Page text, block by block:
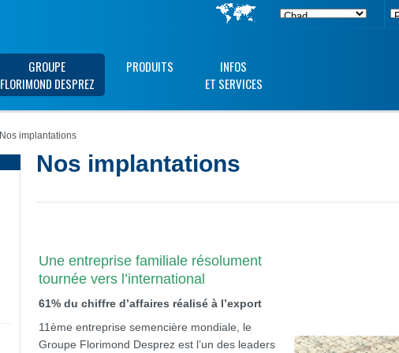
GROUPE
FLORIMOND DESPREZ
PRODUITS
INFOS
ET SERVICES
Nos implantations
Nos implantations
Une entreprise familiale résolument
tournée vers l’international
61% du chiffre d’affaires réalisé à l’export
11ème entreprise semencière mondiale, le
Groupe Florimond Desprez est l’un des leaders